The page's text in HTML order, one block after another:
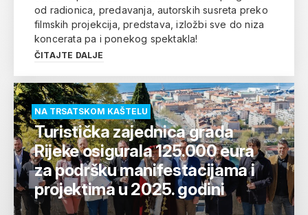
od radionica, predavanja, autorskih susreta preko
filmskih projekcija, predstava, izložbi sve do niza
koncerata pa i ponekog spektakla!
ČITAJTE DALJE
NA TRSATSKOM KAŠTELU
Turistička zajednica grada
Rijeke osigurala 125.000 eura
za podršku manifestacijama i
projektima u 2025. godini